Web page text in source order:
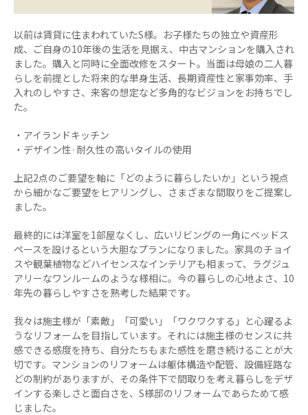
以前は賃貸に住まわれていたS様。お子様たちの独立や資産形
成、ご自身の10年後の生活を見据え、中古マンションを購入され
ました。購入と同時に全面改修をスタート。当面は母娘の二人暮
らしを前提とした将来的な単身生活、長期資産性と家事効率、手
入れのしやすさ、来客の想定など多角的なビジョンをお持ちでし
た。
・アイランドキッチン
・デザイン性·耐久性の高いタイルの使用
上記2点のご要望を軸に「どのように暮らしたいか」という視点
から細かなご要望をヒアリングし、さまざまな間取りをご提案し
ました。
最終的には洋室を1部屋なくし、広いリビングの一角にベッドス
ペースを設けるという大胆なプランになりました。家具のチョイ
スや観葉植物などハイセンスなインテリアも相まって、ラグジュ
アリーなワンルームのような様相に。今の暮らしの心地よさ、10
年先の暮らしやすさを熟考した結果です。
我々は施主様が「素敵」「可愛い」「ワクワクする」と心躍るよ
うなリフォームを目指しています。それには施主様のセンスに共
感できる感度を持ち、自分たちもまた感性を磨き続けることが大
切です。マンションのリフォームは躯体構造や配管、設備経路な
どの制約がありますが、その条件下で間取りを考え暮らしをデザ
インする楽しさと面白さを、S様邸のリフォームであらためて感
じました。